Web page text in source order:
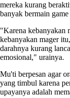
mereka kurang
banyak bermain
"Karena kebanyakan
kebanyakan mager
darahnya kurang
emosional," urainya.
Mu'ti berpesan agar
yang timbul karena
upayanya adalah